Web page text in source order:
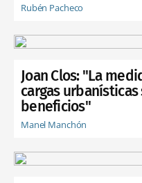
Rubén Pacheco
Joan Clos: "La
cargas
beneficios"
Manel Manchón